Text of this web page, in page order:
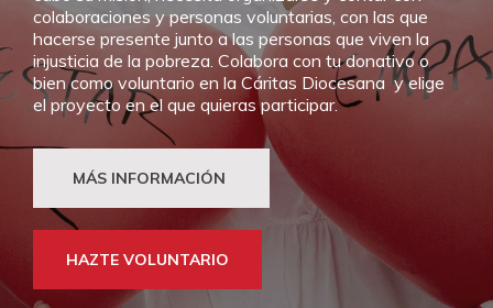
colaboraciones y personas voluntarias, con las que
hacerse presente junto a las personas que viven la
injusticia de la pobreza. Colabora con tu donativo o
bien como voluntario en la Cáritas Diocesana y elige
el proyecto en el que quieras participar.
MÁS INFORMACIÓN
HAZTE VOLUNTARIO